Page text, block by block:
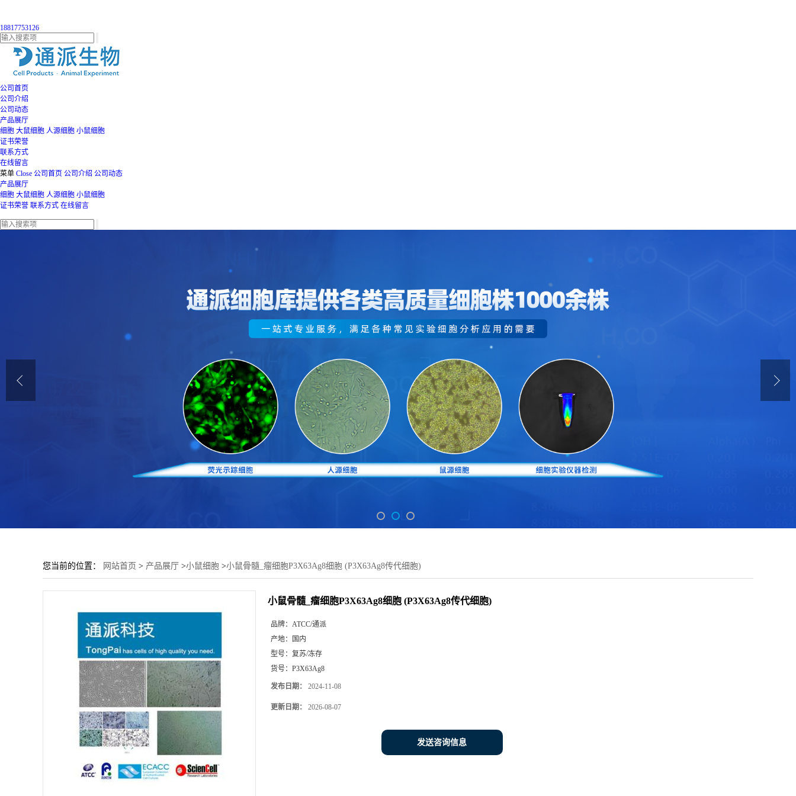
18817753126
公司首页
公司介绍
公司动态
产品展厅
细胞 大鼠细胞 人源细胞 小鼠细胞
证书荣誉
联系方式
在线留言
菜单 Close 公司首页 公司介绍 公司动态
产品展厅
细胞 大鼠细胞 人源细胞 小鼠细胞
证书荣誉 联系方式 在线留言
您当前的位置： 网站首页 > 产品展厅 >小鼠细胞 >小鼠骨髓_瘤细胞P3X63Ag8细胞 (P3X63Ag8传代细胞)
小鼠骨髓_瘤细胞P3X63Ag8细胞 (P3X63Ag8传代细胞)
品牌： ATCC/通派
产地：
国内
型号： 复苏/冻存
货号： P3X63Ag8
发布日期： 2024-11-08
更新日期： 2026-08-07
发送咨询信息